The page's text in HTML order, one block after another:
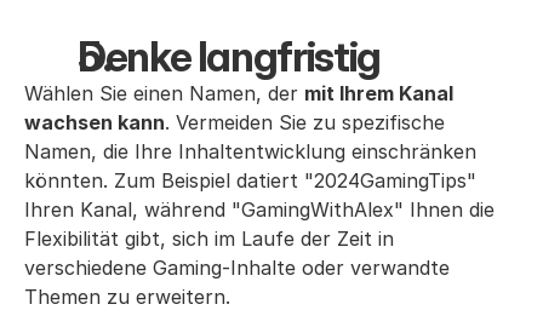
Denke langfristig
Wählen Sie einen Namen, der mit Ihrem Kanal
wachsen kann. Vermeiden Sie zu spezifische
Namen, die Ihre Inhaltentwicklung einschränken
könnten. Zum Beispiel datiert "2024GamingTips"
Ihren Kanal, während "GamingWithAlex" Ihnen die
Flexibilität gibt, sich im Laufe der Zeit in
verschiedene Gaming-Inhalte oder verwandte
Themen zu erweitern.